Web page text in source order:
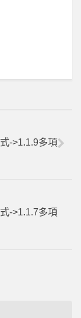
->1.1.9多項
->1.1.7多項